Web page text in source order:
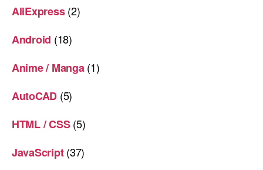
AliExpress(2)
Android (18)
Anime / Manga(1)
AutoCAD (5)
HTML / CSS(5)
JavaScript(37)